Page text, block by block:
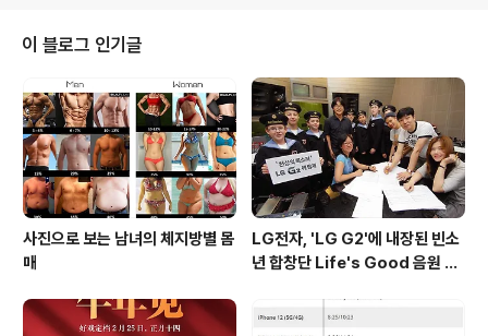
20) Super AMOLED 디스플레이1.2Ghz 스냅드래곤 4
10 쿼드코어 프로세서아드레노 306 GPU2GB RAM16
GB ROM(microSD 지원)전면 500만(F.2.2, 23mm) /
후면 1300만 화소 카메라(F1.9, 28mm)블루투스 4.1, Wi
Fi 802.11 b/g..
이 블로그 인기글
사진으로 보는 남녀의 체지방별 몸
매
LG전자, 'LG G2'에 내장된 빈소
년 합창단 Life's Good 음원 공